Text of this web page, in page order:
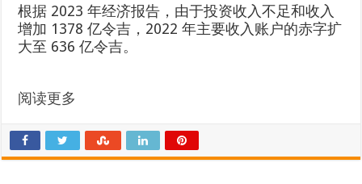
根据 2023 年经济报告，由于投资收入不足和收入
增加 1378 亿令吉，2022 年主要收入账户的赤字扩
大至 636 亿令吉。
阅读更多